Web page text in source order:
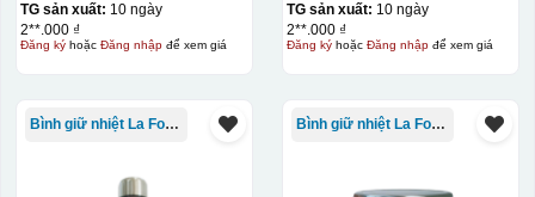
Ưu điểm
Nhược điểm
mặt vật liệu rất tốt,
không phai theo thời
TG sản xuất: 10 ngày
2**.000 ₫
Đăng kýhoặc Đăng nhậpđể xem giá
TG sản xuất: 10 ngày
2**.000 ₫
Đăng kýhoặc Đăng nhậpđể xem giá
Bình giữ nhiệt La Fonte Bình giữ nhiệt La Fonte